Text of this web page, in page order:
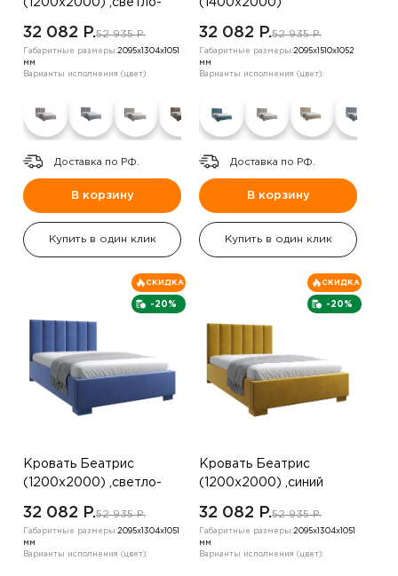
(1200х2000) ,светло-
32 082 P.52 935 P.
Габаритные размеры:2095х1304х1051
мм
Варианты исполнения (цвет):
Доставка по РФ.
В корзину
Купить в один клик
(1400х2000)
32 082 P.52 935 P.
Габаритные размеры:2095х1510х1052
мм
Варианты исполнения (цвет):
Доставка по РФ.
В корзину
Купить в один клик
-20%
СКИДКА
Кровать Беатрис
(1200х2000) ,светло-
32 082 P.52 935 P.
Габаритные размеры:2095х1304х1051
мм
Варианты исполнения (цвет):
-20%
СКИДКА
Кровать Беатрис
(1200х2000) ,синий
32 082 P.52 935 P.
Габаритные размеры:2095х1304х1051
мм
Варианты исполнения (цвет):